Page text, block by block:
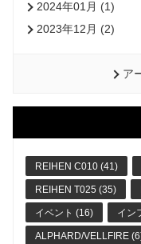
2024年01月 (1)
2023年12月 (2)
ア
REIHEN C010 (41)
REIHEN T025 (35)
イベント (16) イン
ALPHARD/VELLFIRE